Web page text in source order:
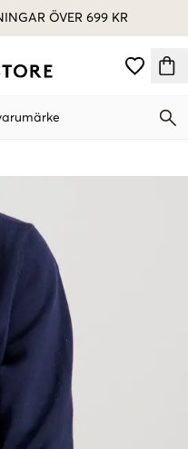
ÖVER 699 KR